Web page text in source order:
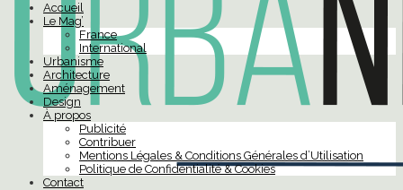
Accueil
Le Mag’
France
International
Urbanisme
Architecture
Aménagement
Design
À propos
Publicité
Contribuer
Mentions Légales & Conditions Générales d’Utilisation
Politique de Confidentialité & Cookies
Contact